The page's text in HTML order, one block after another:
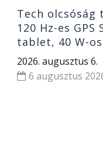
Tech olcsóság
120 Hz-es GPS
tablet, 40 W-os
hangszóró,
2026. augusztus 6.
6 augusztus